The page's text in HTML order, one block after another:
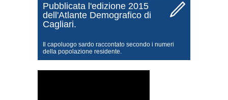
Pubblicata l'edizione 2015
dell'Atlante Demografico di
Cagliari.
Il capoluogo sardo raccontato secondo i numeri
della popolazione residente.